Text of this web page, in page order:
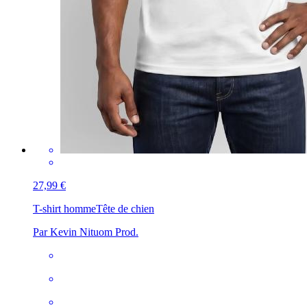
27,99 €
T-shirt hommeTête de chien
Par Kevin Nituom Prod.